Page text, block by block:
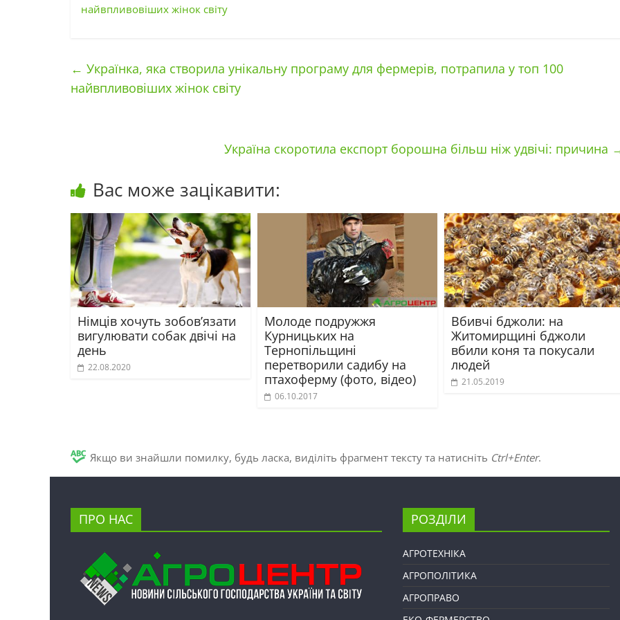
найвпливовіших жінок світу
← Українка, яка створила унікальну програму для фермерів, потрапила у топ 100
найвпливовіших жінок світу
Україна скоротила експорт борошна більш ніж удвічі: причина
Вас може зацікавити:
Німців хочуть зобов’язати
вигулювати собак двічі на
день
22.08.2020
Молоде подружжя
Курницьких на
Тернопільщині
перетворили садибу на
птахоферму (фото, відео)
06.10.2017
Вбивчі бджоли: на
Житомирщині бджоли
вбили коня та покусали
людей
21.05.2019
Якщо ви знайшли помилку, будь ласка, виділіть фрагмент тексту та натисніть Ctrl+Enter.
ПРО НАС РОЗДІЛИ
АГРОТЕХНІКА
АГРОПОЛІТИКА
АГРОПРАВО